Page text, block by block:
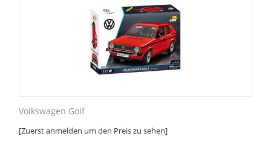
Volkswagen Golf
[Zuerst anmelden um den Preis zu sehen]